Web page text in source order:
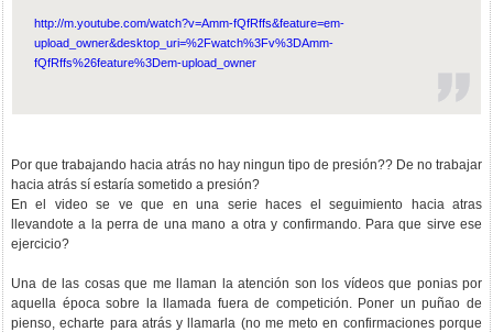
http://m.youtube.com/watch?v=Amm-fQfRffs&feature=em-
upload_owner&desktop_uri=%2Fwatch%3Fv%3DAmm-
fQfRffs%26feature%3Dem-upload_owner
Por que trabajando hacia atrás no hay ningun tipo de presión?? De no trabajar
hacia atrás sí estaría sometido a presión?
En el video se ve que en una serie haces el seguimiento hacia atras
llevandote a la perra de una mano a otra y confirmando. Para que sirve ese
ejercicio?
Una de las cosas que me llaman la atención son los vídeos que ponias por
aquella época sobre la llamada fuera de competición. Poner un puñao de
pienso, echarte para atrás y llamarla (no me meto en confirmaciones porque